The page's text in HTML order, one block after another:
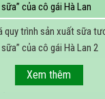
của cô gái Hà Lan
quy trình sản xuất sữa
của cô gái Hà Lan 2
sữa hướng tới mục
2025
Xem thêm